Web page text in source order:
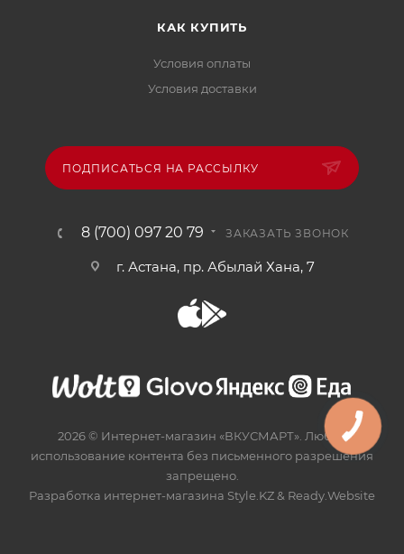
КАК КУПИТЬ
Условия оплаты
Условия доставки
ПОДПИСАТЬСЯ НА РАССЫЛКУ
8 (700) 097 20 79 ЗАКАЗАТЬ ЗВОНОК
г. Астана, пр. Абылай Хана, 7
2026 © Интернет-магазин «ВКУСМАРТ». Любое
использование контента без письменного разрешения
запрещено.
Разработка интернет-магазина Style.KZ& Ready.Website